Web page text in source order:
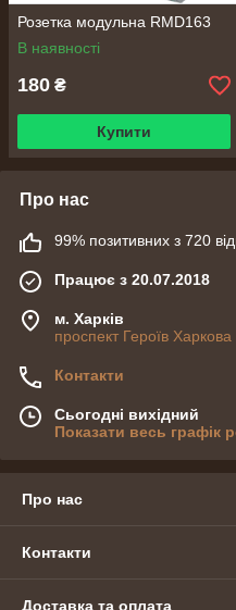
Розетка модульна RMD163
В наявності
180 ₴
Купити
Про нас
99% позитивних з 720
Працює з 20.07.2018
м. Харків
проспект Героїв
Контакти
Сьогодні вихідний
Показати весь графік
Про нас
Контакти
Доставка та оплата